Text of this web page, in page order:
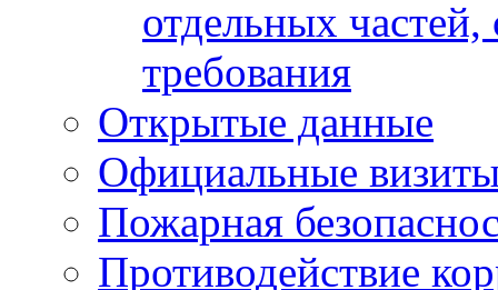
отдельных
требования
Открытые данные
Официальные
Пожарная
Противодействие